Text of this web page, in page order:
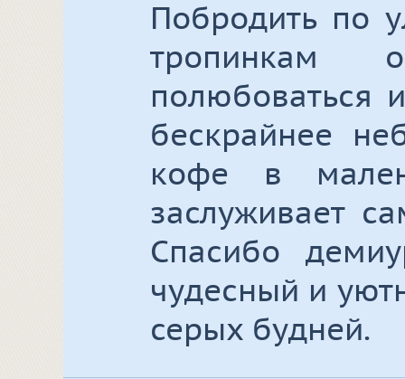
Побродить по
тропинкам
полюбоваться
бескрайнее
кофе в
заслуживает
Спасибо
чудесный и
серых будней.